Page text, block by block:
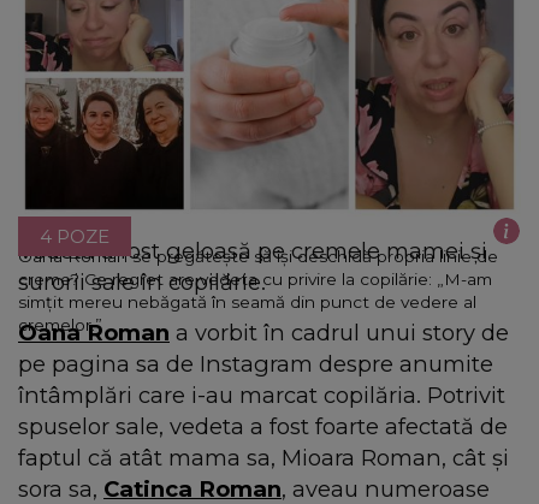
Oana Roman se pregătește să își deschidă propria linie de
creme? Ce regret are vedeta cu privire la copilărie: „M-am
simțit mereu nebăgată în seamă din punct de vedere al
cremelor.”
4 POZE
Vedeta a fost geloasă pe cremele mamei și
surorii sale în copilărie.
Oana Roman a vorbit în cadrul unui story de
pe pagina sa de Instagram despre anumite
întâmplări care i-au marcat copilăria. Potrivit
spuselor sale, vedeta a fost foarte afectată de
faptul că atât mama sa, Mioara Roman, cât și
sora sa, Catinca Roman, aveau numeroase